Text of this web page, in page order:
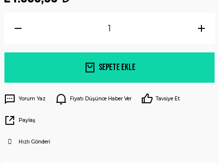
Sepete Ekle
Yorum Yaz Fiyatı Düşünce Haber Ver Tavsiye Et
Paylaş
Hızlı Gönderi